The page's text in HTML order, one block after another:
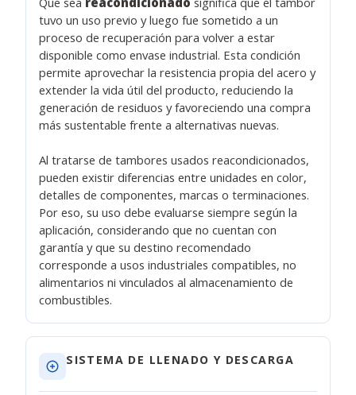
tuvo un uso previo y luego fue sometido a un
proceso de recuperación para volver a estar
disponible como envase industrial. Esta condición
permite aprovechar la resistencia propia del acero y
extender la vida útil del producto, reduciendo la
generación de residuos y favoreciendo una compra
más sustentable frente a alternativas nuevas.
Al tratarse de tambores usados reacondicionados,
pueden existir diferencias entre unidades en color,
detalles de componentes, marcas o terminaciones.
Por eso, su uso debe evaluarse siempre según la
aplicación, considerando que no cuentan con
garantía y que su destino recomendado
corresponde a usos industriales compatibles, no
alimentarios ni vinculados al almacenamiento de
combustibles.
SISTEMA DE LLENADO Y DESCARGA